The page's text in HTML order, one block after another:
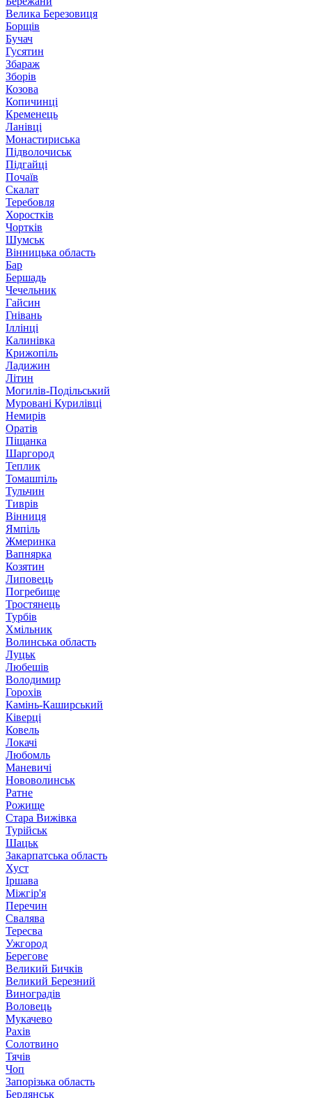
Велика Березовиця
Борщів
Бучач
Гусятин
Збараж
Зборів
Козова
Копичинці
Кременець
Ланівці
Монастириська
Підволочиськ
Підгайці
Почаїв
Скалат
Теребовля
Хоростків
Чортків
Шумськ
Вінницька область
Бар
Бершадь
Чечельник
Гайсин
Гнівань
Іллінці
Калинівка
Крижопіль
Ладижин
Літин
Могилів-Подільський
Муровані Курилівці
Немирів
Оратів
Піщанка
Шаргород
Теплик
Томашпіль
Тульчин
Тиврів
Вінниця
Ямпіль
Жмеринка
Вапнярка
Козятин
Липовець
Погребище
Тростянець
Турбів
Хмільник
Волинська область
Луцьк
Любешів
Володимир
Горохів
Камінь-Каширський
Ківерці
Ковель
Локачі
Любомль
Маневичі
Нововолинськ
Ратне
Рожище
Стара Вижівка
Турійськ
Шацьк
Закарпатська область
Хуст
Іршава
Міжгір'я
Перечин
Свалява
Тересва
Ужгород
Берегове
Великий Бичків
Великий Березний
Виноградів
Воловець
Мукачево
Рахів
Солотвино
Тячів
Чоп
Запорізька область
Бердянськ